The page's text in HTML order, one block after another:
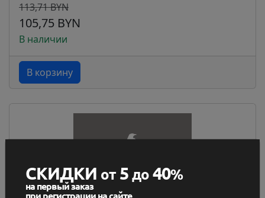
113,71 BYN
105,75 BYN
В наличии
В корзину
СКИДКИ от5до40%
на первый заказ
при регистрации на сайте